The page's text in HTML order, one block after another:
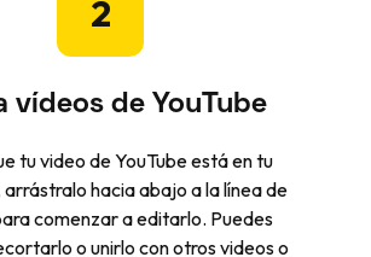
2
vídeos de YouTube
tu video de YouTube está en tu
hacia abajo a la línea de
comenzar a editarlo. Puedes
o unirlo con otros videos o